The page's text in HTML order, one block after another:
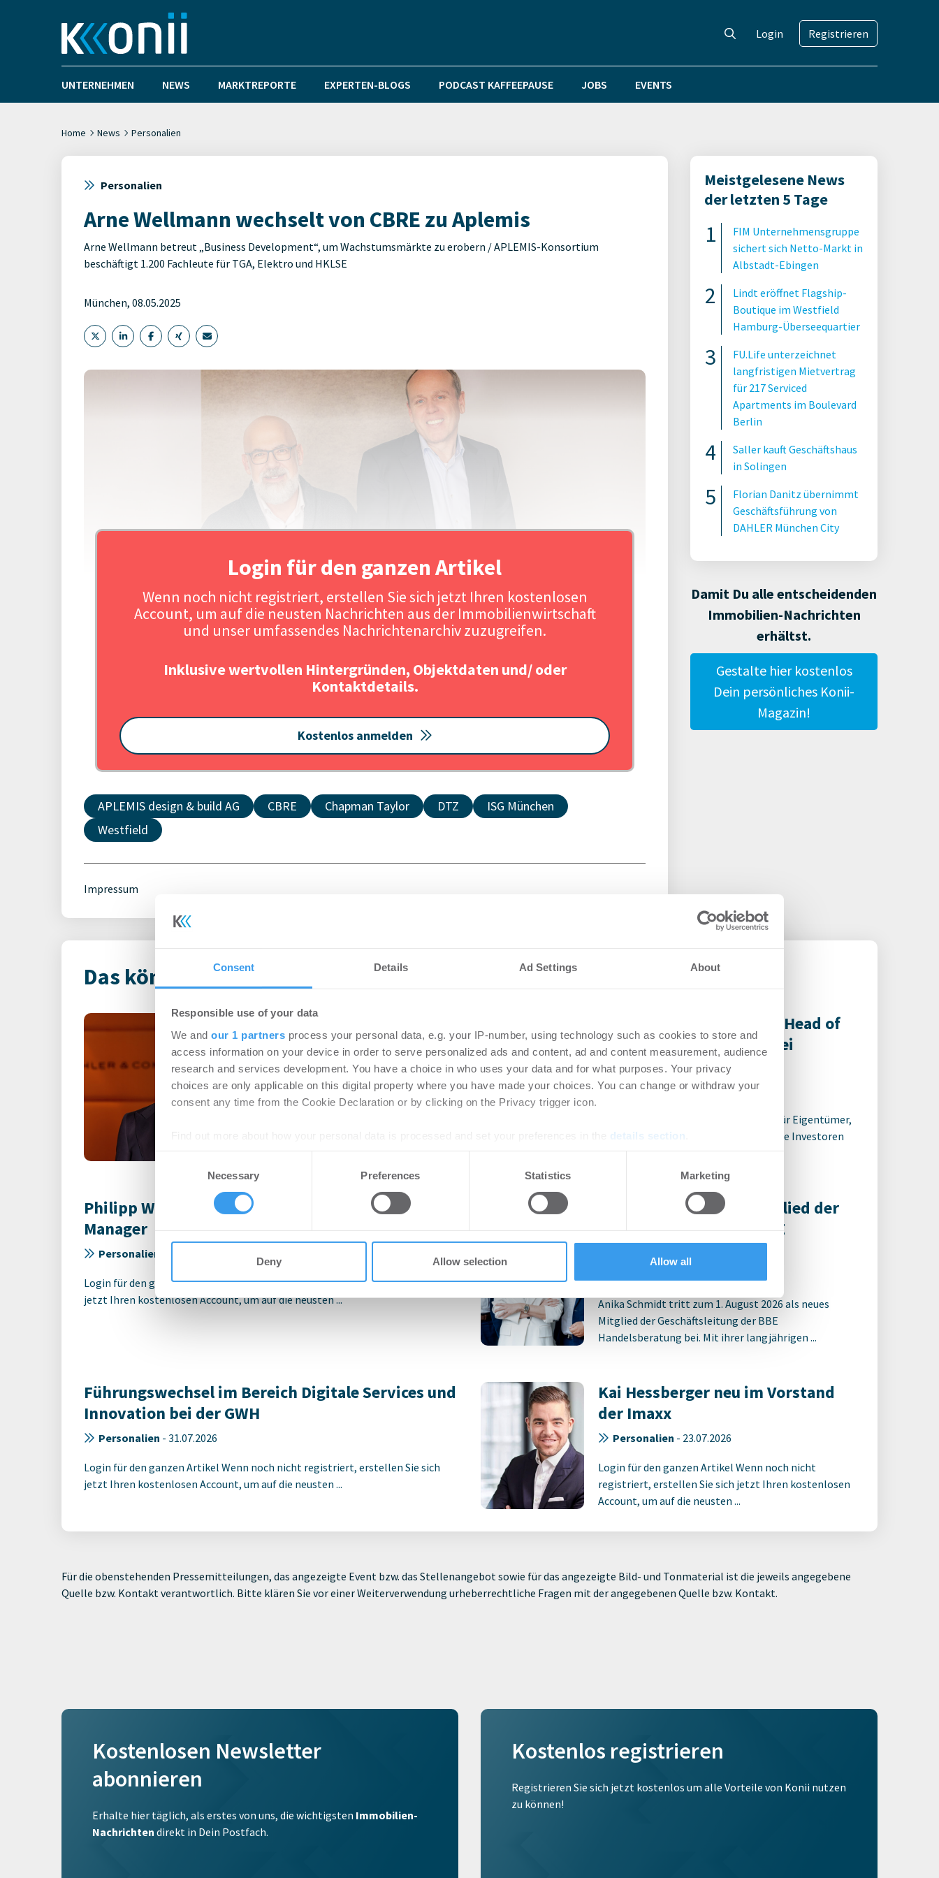
Consent Details Ad Settings About
Responsible use of your data
We and our 1 partners process your personal data, e.g. your IP-number, using technology such as cookies to store and
access information on your device in order to serve personalized ads and content, ad and content measurement, audience
research and services development. You have a choice in who uses your data and for what purposes. Your privacy
choices are only applicable on this digital property where you have made your choices. You can change or withdraw your
consent any time from the Cookie Declaration or by clicking on the Privacy trigger icon.
details section
We use cookies to personalise content and ads, to provide social media features and to analyse our traffic. We also share
other information that you’ve provided to them or that they’ve collected from your use of their services.
Consent
Necessary Preferences Statistics Marketing
Deny Allow selection Allow all
Login Registrieren
UNTERNEHMEN NEWS MARKTREPORTE EXPERTEN-BLOGS PODCAST KAFFEEPAUSE JOBS EVENTS
Home News Personalien
Personalien
Arne Wellmann wechselt von CBRE zu Aplemis
Arne Wellmann betreut „Business Development“, um Wachstumsmärkte zu erobern / APLEMIS-Konsortium
beschäftigt 1.200 Fachleute für TGA, Elektro und HKLSE
München, 08.05.2025
Quelle: Aplemis AG
Login für den ganzen Artikel
Wenn noch nicht registriert, erstellen Sie sich jetzt Ihren kostenlosen
Account, um auf die neusten Nachrichten aus der Immobilienwirtschaft
und unser umfassendes Nachrichtenarchiv zuzugreifen.
Inklusive wertvollen Hintergründen, Objektdaten und/ oder
Kontaktdetails.
Kostenlos anmelden
APLEMIS design & build AG CBRE Chapman Taylor DTZ
ISG München
Westfield
Impressum
Meistgelesene News
der letzten 5 Tage
FIM Unternehmensgruppe
sichert sich Netto-Markt in
Albstadt-Ebingen
Lindt eröffnet Flagship-
Boutique im Westfield
Hamburg-Überseequartier
FU.Life unterzeichnet
langfristigen Mietvertrag
für 217 Serviced
Apartments im Boulevard
Berlin
Saller kauft Geschäftshaus
in Solingen
Florian Danitz übernimmt
Geschäftsführung von
DAHLER München City
Damit Du alle entscheidenden
Immobilien-Nachrichten
erhältst.
Gestalte hier kostenlos
Dein persönliches Konii-
Magazin!
Das könnte Dich auch interessieren
Florian Danitz übernimmt
Geschäftsführung von DAHLER
München City
Personalien-05.08.2026
Account, um auf die neusten ...
Roland D. Schleider wird Head of
Business Development bei
Strategis
Personalien-05.08.2026
Erweiterung des Beratungsangebots für Eigentümer,
Family Offices, Fonds und institutionelle Investoren
Philipp Westphal verstärkt IPH Gruppe als Leasing
Manager
Personalien
Login für den ganzen Artikel Wenn noch nicht registriert, erstellen Sie sich
jetzt Ihren kostenlosen Account, um auf die neusten ...
Anika Schmidt wird Mitglied der
Geschäftsleitung der BBE
Handelsberatung
Anika Schmidt tritt zum 1. August 2026 als neues
Mitglied der Geschäftsleitung der BBE
Handelsberatung bei. Mit ihrer langjährigen ...
Führungswechsel im Bereich Digitale Services und
Innovation bei der GWH
Personalien - 31.07.2026
Login für den ganzen Artikel Wenn noch nicht registriert, erstellen Sie sich
jetzt Ihren kostenlosen Account, um auf die neusten ...
Kai Hessberger neu im Vorstand
der Imaxx
Personalien - 23.07.2026
Login für den ganzen Artikel Wenn noch nicht
registriert, erstellen Sie sich jetzt Ihren kostenlosen
Account, um auf die neusten ...
Für die obenstehenden Pressemitteilungen, das angezeigte Event bzw. das Stellenangebot sowie für das angezeigte Bild- und Tonmaterial ist die jeweils angegebene
Quelle bzw. Kontakt verantwortlich. Bitte klären Sie vor einer Weiterverwendung urheberrechtliche Fragen mit der angegebenen Quelle bzw. Kontakt.
Kostenlosen Newsletter
abonnieren
Erhalte hier täglich, als erstes von uns, die wichtigsten Immobilien-
Nachrichten direkt in Dein Postfach.
Kostenlos registrieren
Registrieren Sie sich jetzt kostenlos um alle Vorteile von Konii nutzen
zu können!